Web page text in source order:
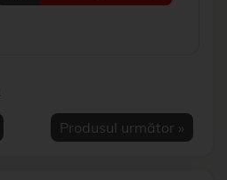
Produsul următor »